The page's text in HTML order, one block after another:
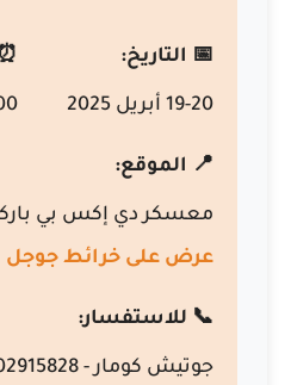
📅 التاريخ:
19-20 أبريل 2025
📍 الموقع:
معسكر دي إكس بي
عرض على خرائط جوجل
📞 للاستفسار:
جوتيش كومار - 0502915828